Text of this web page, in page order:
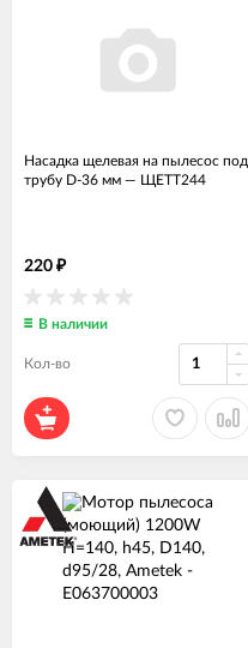
Насадка щелевая на пылесос под
трубу D-36 мм — ЩЕТТ244
220 ₽
В наличии
Кол-во